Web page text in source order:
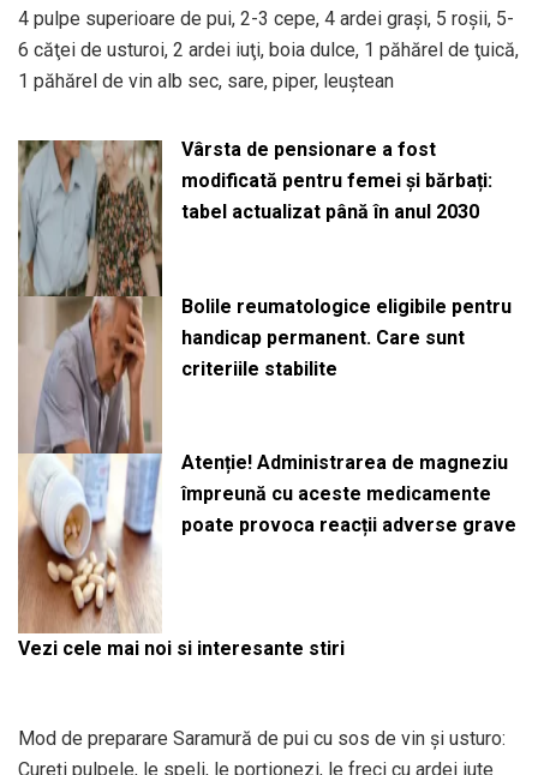
4 pulpe superioare de pui, 2-3 cepe, 4 ardei graşi, 5 roşii, 5-
6 căţei de usturoi, 2 ardei iuţi, boia dulce, 1 păhărel de ţuică,
1 păhărel de vin alb sec, sare, piper, leuştean
Vârsta de pensionare a fost
modificată pentru femei și bărbați:
tabel actualizat până în anul 2030
Bolile reumatologice eligibile pentru
handicap permanent. Care sunt
criteriile stabilite
Atenție! Administrarea de magneziu
împreună cu aceste medicamente
poate provoca reacții adverse grave
Vezi cele mai noi si interesante stiri
Mod de preparare Saramură de pui cu sos de vin şi usturo:
Cureţi pulpele, le speli, le porţionezi, le freci cu ardei iute